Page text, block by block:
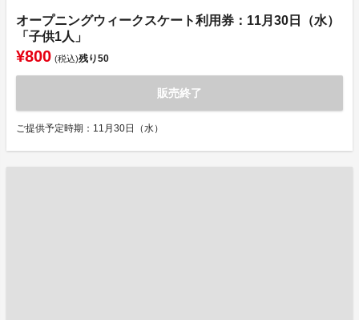
オープニングウィークスケート利用券：11月30日（水）
「子供1人」
¥800 (税込)残り50
販売終了
ご提供予定時期：11月30日（水）